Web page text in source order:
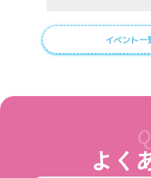
イベント一
よく